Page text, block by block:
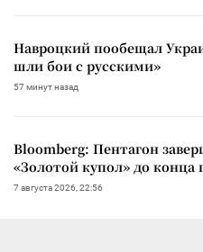
Навроцкий пообещал
шли бои с русскими»
57 минут назад
Bloomberg: Пентагон
«Золотой купол» до конца
7 августа 2026, 22:56